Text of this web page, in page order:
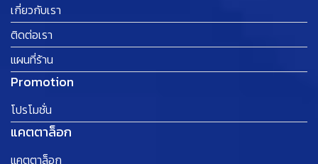
เกี่ยวกับเรา
ติดต่อเรา
แผนที่ร้าน
Promotion
โปรโมชั่น
แคตตาล็อก
แคตตาล็อก